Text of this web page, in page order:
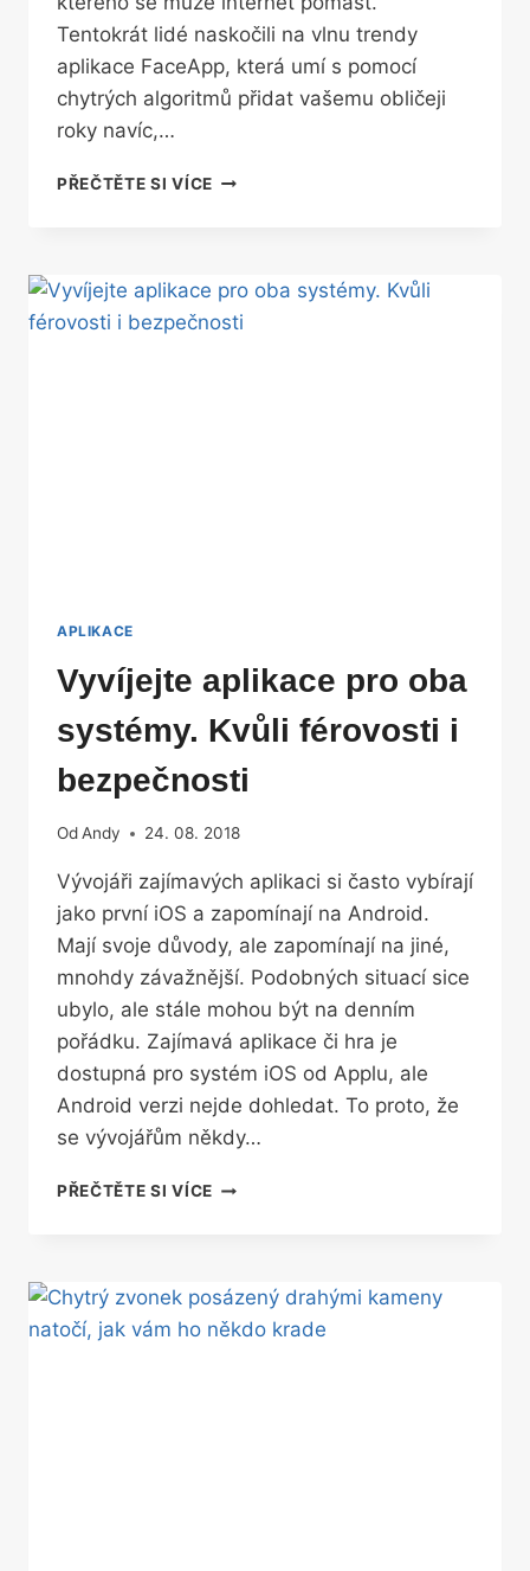
Tentokrát lidé naskočili na vlnu trendy
aplikace FaceApp, která umí s pomocí
chytrých algoritmů přidat vašemu obličeji
roky navíc,…
PŘEČTĚTE SI VÍCEHIT
VÁS
UDĚLÁ
APLIKACE
Vyvíjejte aplikace pro oba
systémy. Kvůli férovosti i
bezpečnosti
OdAndy 24. 08. 2018
Vývojáři zajímavých aplikaci si často vybírají
jako první iOS a zapomínají na Android.
Mají svoje důvody, ale zapomínají na jiné,
mnohdy závažnější. Podobných situací sice
ubylo, ale stále mohou být na denním
pořádku. Zajímavá aplikace či hra je
dostupná pro systém iOS od Applu, ale
Android verzi nejde dohledat. To proto, že
se vývojářům někdy…
PŘEČTĚTE SI VÍCEVYVÍJEJTE
SYSTÉMY.
KVŮLI
FÉROVOSTI